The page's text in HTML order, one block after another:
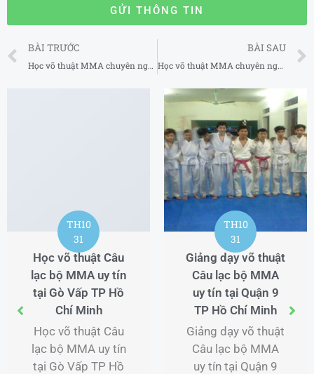
GỬI THÔNG TIN
Prev
BÀI TRƯỚC
Học võ thuật MMA chuyên nghiệp uy tín tại Quận 5 TP Hồ Chí Minh
BÀI SAU
Học võ thuật MMA chuyên nghiệp uy tín tại Quận 7 TP Hồ Chí Minh
TH1
02
Đội Lân Sư Rồng
tại Hà Tĩnh
Đội Lân Sư Rồng
tại Hà Tĩnh Lân Sư
Rồng Minh Nghĩa
Đường – Dịch Vụ
Múa Lân Sư Rồng
TH12
17
Học Boxing cơ
bản cho người mới
tại tại Huyện Ba Vì
Hà Nội 2025
Học Boxing cơ bản
cho người mới tại
tại Huyện Ba Vì Hà
Nội với chương
trình đào tạo từ cơ
bản đến nâng cao
...